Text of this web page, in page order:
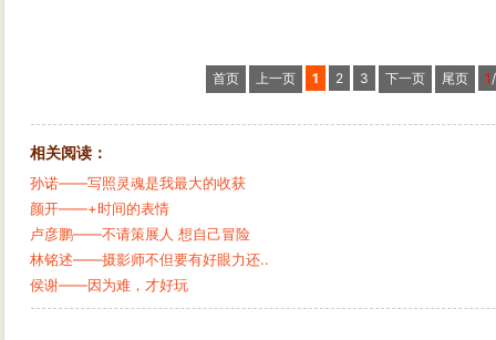
首页 上一页 1 2 3 下一页 尾页 1
相关阅读：
孙诺——写照灵魂是我最大的收获
颜开——+时间的表情
卢彦鹏——不请策展人 想自己冒险
林铭述——摄影师不但要有好眼力还..
侯谢——因为难，才好玩